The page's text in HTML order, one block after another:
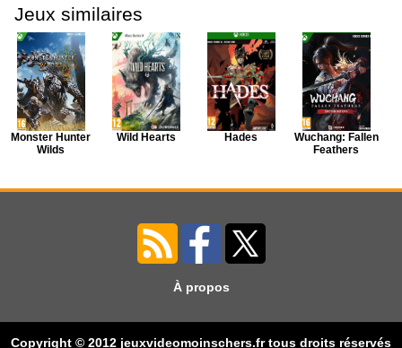
Jeux similaires
Monster Hunter
Wilds
Wild Hearts Hades
Wuchang: Fallen
Feathers
Steelrising
Alan Wake
Remastered
Hogwarts
Legacy:
Senua's Saga:
Hellblade II
À propos
Copyright © 2012 jeuxvideomoinschers.fr tous droits réservés